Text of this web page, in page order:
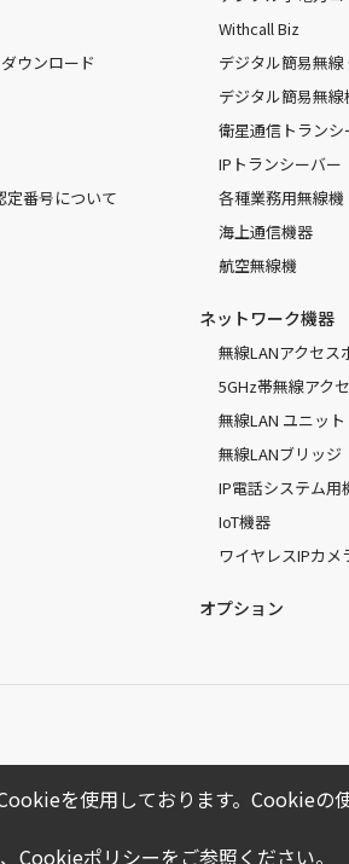
ウンロード
定番号について
Withcall Biz
デジタル簡易無線
デジタル簡易無線
衛星通信トランシ
IPトランシーバー
各種業務用無線機
海上通信機器
航空無線機
ネットワーク機器
無線LANアクセス
5GHz帯無線アク
無線LAN ユニット
無線LANブリッジ
IP電話システム用
IoT機器
ワイヤレスIPカメ
オプション
を使用しております。Cookieの
、 Cookieポリシーをご参照ください。